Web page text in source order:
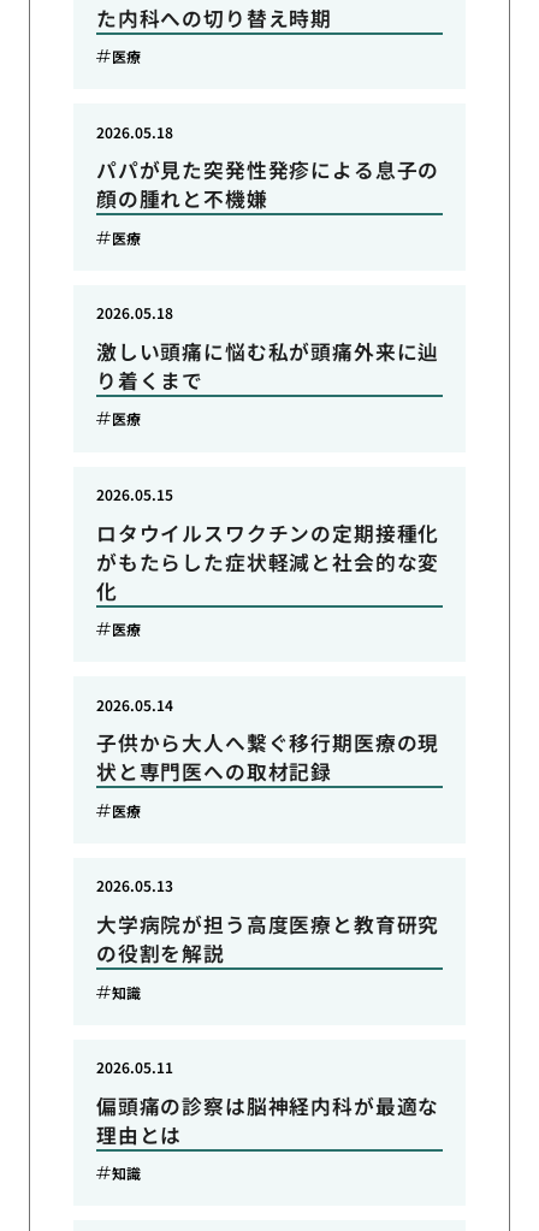
た内科への切り替え時期
医療
パパが見た突発性発疹による息子の
顔の腫れと不機嫌
2026.05.18
医療
激しい頭痛に悩む私が頭痛外来に辿
り着くまで
2026.05.18
医療
ロタウイルスワクチンの定期接種化
がもたらした症状軽減と社会的な変
化
2026.05.15
医療
子供から大人へ繋ぐ移行期医療の現
状と専門医への取材記録
2026.05.14
医療
大学病院が担う高度医療と教育研究
の役割を解説
2026.05.13
知識
偏頭痛の診察は脳神経内科が最適な
理由とは
2026.05.11
知識